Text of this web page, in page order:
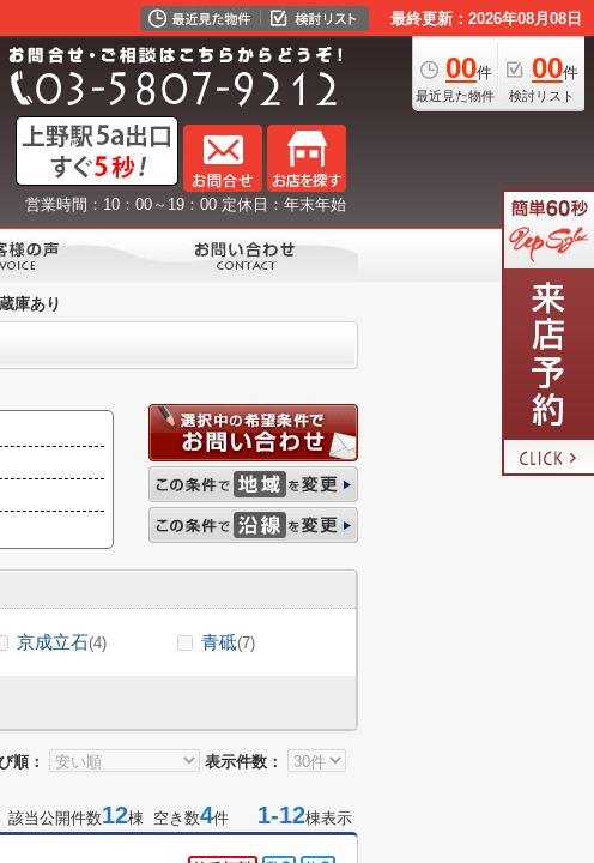
最終更新：2026年08月08日
00件
最近見た物件
00件
検討リスト
営業時間：10：00～19：00 定休日：年末年始
庫あり
京成立石(4) 青砥(7)
順： 表示件数：
該当公開件数12棟 空き数4件 1-12棟表示